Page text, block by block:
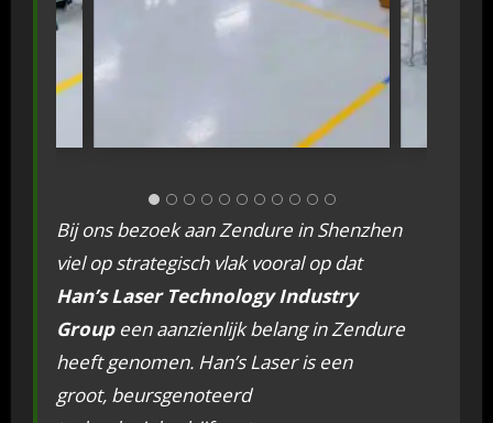
Bij ons bezoek aan Zendure in Shenzhen
viel op strategisch vlak vooral op dat
Han’s Laser Technology Industry
Groupeen aanzienlijk belang in Zendure
heeft genomen. Han’s Laser is een
groot, beursgenoteerd